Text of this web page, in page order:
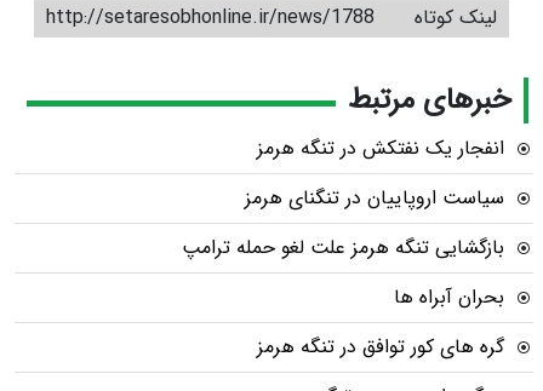
لینک کوتاه http://setaresobhonline.ir/news/1788
خبرهای مرتبط
انفجار یک نفتکش در تنگه هرمز
سیاست اروپاییان در تنگنای هرمز
بازگشایی تنگه هرمز علت لغو حمله ترامپ
بحران آبراه ها
گره های کور توافق در تنگه هرمز